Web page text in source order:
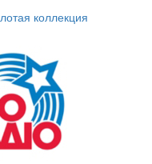
коллекция